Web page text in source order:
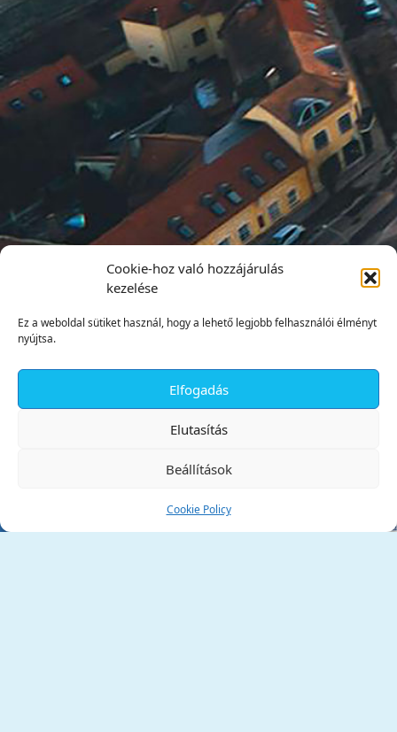
Cookie-hoz való hozzájárulás
kezelése
Ez a weboldal sütiket használ, hogy a lehető legjobb felhasználói élményt
nyújtsa.
Elfogadás
Elutasítás
Beállítások
Cookie Policy
Tata Város Önkormányzata
✕